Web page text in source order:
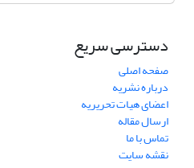
دسترسی سریع
صفحه اصلی
درباره نشریه
اعضای هیات تحریریه
ارسال مقاله
تماس با ما
نقشه سایت